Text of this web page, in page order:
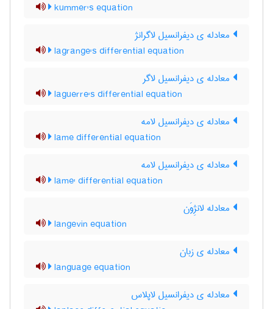
kummer's equation
معادله ی دیفرانسیل لاگرانژ
lagrange's differential equation
معادله ی دیفرانسیل لاگر
laguerre's differential equation
معادله ی دیفرانسیل لامه
lame differential equation
معادله ی دیفرانسیل لامه
lame' differential equation
معادله لانژِوَن
langevin equation
معادله ی زبان
language equation
معادله ی دیفرانسیل لاپلاس